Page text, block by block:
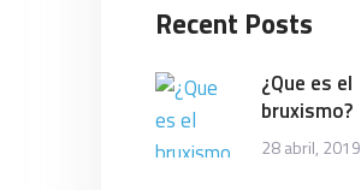
Recent Posts
¿Que es el
bruxismo?
28 abril, 2019